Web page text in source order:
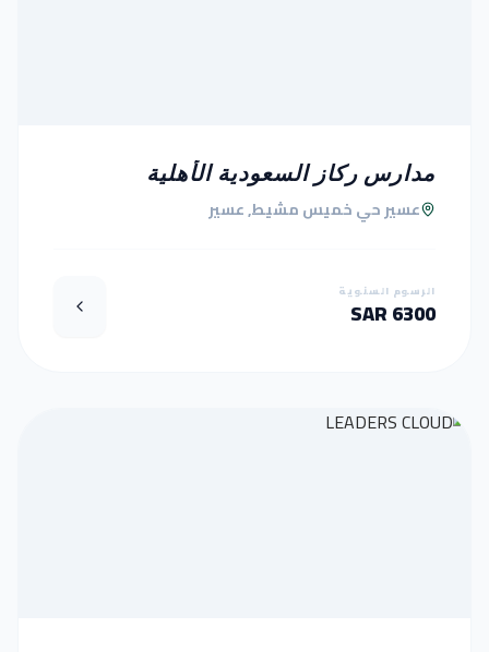
مدارس ركاز السعودية الأهلية
عسير حي خميس مشيط, عسير
الرسوم السنوية
6300 SAR